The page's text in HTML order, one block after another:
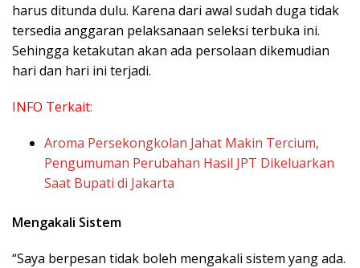
harus ditunda dulu. Karena dari awal sudah duga tidak
tersedia anggaran pelaksanaan seleksi terbuka ini.
Sehingga ketakutan akan ada persolaan dikemudian
hari dan hari ini terjadi.
INFO Terkait:
Aroma Persekongkolan Jahat Makin Tercium,
Pengumuman Perubahan Hasil JPT Dikeluarkan
Saat Bupati di Jakarta
Mengakali Sistem
“Saya berpesan tidak boleh mengakali sistem yang ada.